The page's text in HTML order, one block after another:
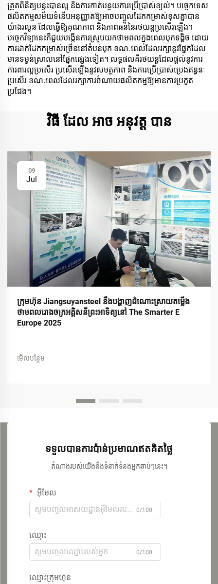
ត្រួតពិនិត្យបន្ទះបានល្អ និងការកាត់បន្ថយការប្រើប្រាស់ខ្យល់។ បច្ចេកទេស
ផលិតកម្មសម័យទំនើបអនុញ្ញាតឱ្យអាចបញ្ចូលដែកកម្រាស់ខុសគ្នាបាន
យ៉ាងរលូន ដែលធ្វើឱ្យគុណភាព និងភាពធន់នៃរថយន្តប្រសើរឡើង។
បច្ចេកវិទ្យានេះក៏ជួយបង្កើនការស្រូបយកថាមពលក្នុងពេលបុកទង្គិច ដោយ
ការដាក់ដែកកម្រាស់ច្រើននៅតំបន់បុក ខណៈពេលដែលរក្សានូវផ្នែកដែល
មានទម្ងន់ស្រាលនៅផ្នែកផ្សេងទៀត។ លទ្ធផលគឺរថយន្តដែលផ្តល់នូវការ
ការពារល្អប្រសើរ ប្រសើរឡើងនូវសមត្ថភាព និងការប្រើប្រាស់ប្រេងឥន្ធនៈ
ប្រសើរ ខណៈពេលដែលរក្សាការចំណាយផលិតកម្មឱ្យមានការប្រកួត
ប្រជែង។
វិធី ដែល អាច អនុវត្ត បាន
09
Jul
ក្រុមហ៊ុន Jiangsuyansteel នឹងបង្ហាញដំណោះស្រាយតម្លើង
ថាមពលរោងចក្រអគ្គិសនីព្រះអាទិត្យនៅ The Smarter E
Europe 2025
មើលបន្ថែម
ទទួលបានការប៉ាន់ប្រមាណឥតគិតថ្លៃ
តំណាងរបស់យើងនឹងទំនាក់ទំនងអ្នកឆាប់ៗនេះ។
អ៊ីមែល
0/100
ឈ្មោះ
0/100
ឈ្មោះក្រុមហ៊ុន